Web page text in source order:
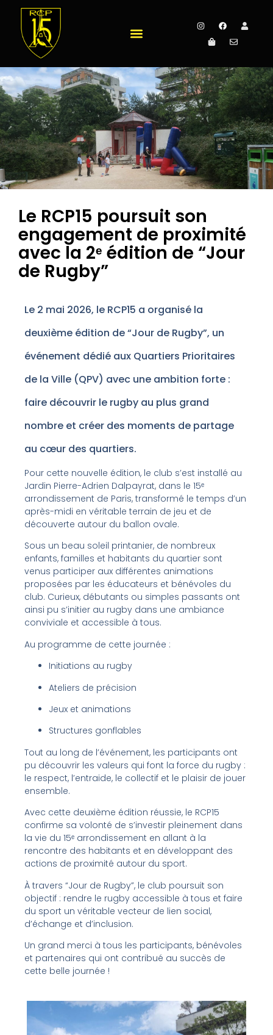
Le RCP15 poursuit son
engagement de proximité
avec la 2ᵉ édition de “Jour
de Rugby”
Le 2 mai 2026, le RCP15 a organisé la
deuxième édition de “Jour de Rugby”, un
événement dédié aux Quartiers Prioritaires
de la Ville (QPV) avec une ambition forte :
faire découvrir le rugby au plus grand
nombre et créer des moments de partage
au cœur des quartiers.
Pour cette nouvelle édition, le club s’est installé au
Jardin Pierre-Adrien Dalpayrat, dans le 15ᵉ
arrondissement de Paris, transformé le temps d’un
après-midi en véritable terrain de jeu et de
découverte autour du ballon ovale.
Sous un beau soleil printanier, de nombreux
enfants, familles et habitants du quartier sont
venus participer aux différentes animations
proposées par les éducateurs et bénévoles du
club. Curieux, débutants ou simples passants ont
ainsi pu s’initier au rugby dans une ambiance
conviviale et accessible à tous.
Au programme de cette journée :
Initiations au rugby
Ateliers de précision
Jeux et animations
Structures gonflables
Tout au long de l’événement, les participants ont
pu découvrir les valeurs qui font la force du rugby :
le respect, l’entraide, le collectif et le plaisir de jouer
ensemble.
Avec cette deuxième édition réussie, le RCP15
confirme sa volonté de s’investir pleinement dans
la vie du 15ᵉ arrondissement en allant à la
rencontre des habitants et en développant des
actions de proximité autour du sport.
À travers “Jour de Rugby”, le club poursuit son
objectif : rendre le rugby accessible à tous et faire
du sport un véritable vecteur de lien social,
d’échange et d’inclusion.
Un grand merci à tous les participants, bénévoles
et partenaires qui ont contribué au succès de
cette belle journée !